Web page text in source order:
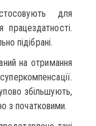
для
підібрані.
на отримання
збільшують,
з початковими.